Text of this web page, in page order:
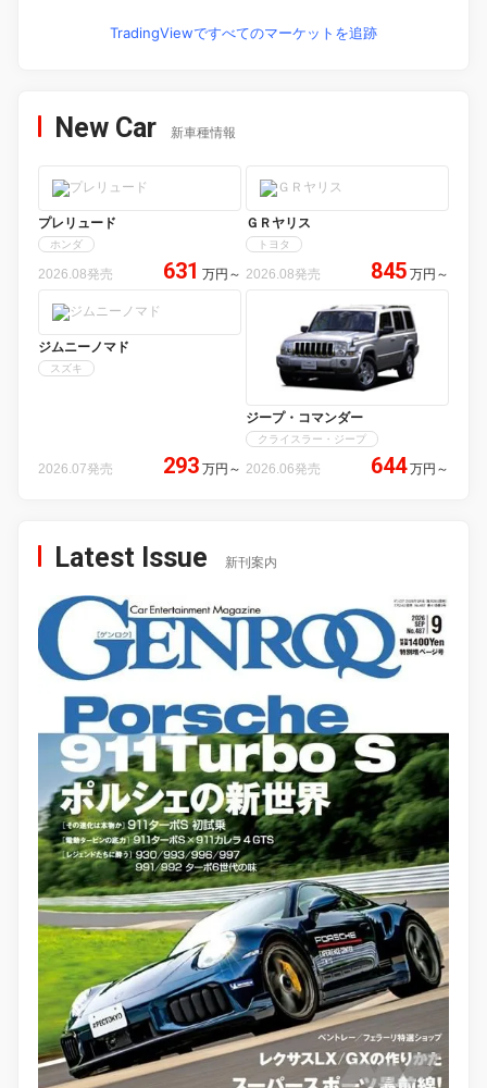
TradingViewですべてのマーケットを追跡
New Car 新車種情報
プレリュード
ホンダ
2026.08発売 631 万円 ～
ＧＲヤリス
トヨタ
2026.08発売 845 万円 ～
ジムニーノマド
スズキ
2026.07発売 293 万円 ～
ジープ・コマンダー
クライスラー・ジープ
2026.06発売 644万円 ～
Latest Issue 新刊案内